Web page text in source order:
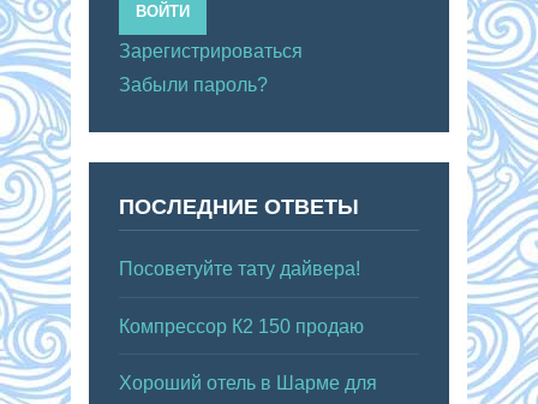
ВОЙТИ
Зарегистрироваться
Забыли пароль?
ПОСЛЕДНИЕ ОТВЕТЫ
Посоветуйте тату дайвера!
Компрессор К2 150 продаю
Хороший отель в Шарме для